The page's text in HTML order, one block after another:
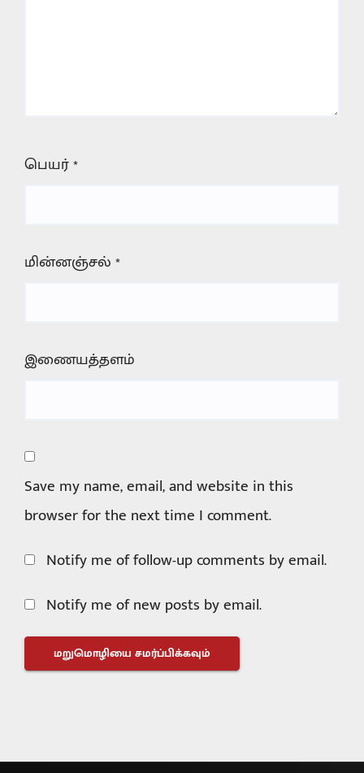
பெயர்*
மின்னஞ்சல்*
இணையத்தளம்
Save my name, email, and website in this
browser for the next time I comment.
Notify me of follow-up comments by email.
Notify me of new posts by email.